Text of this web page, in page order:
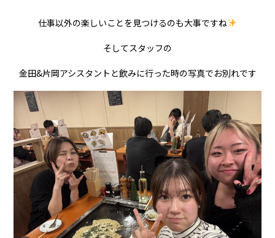
仕事以外の楽しいことを見つけるのも大事ですね
そしてスタッフの
金田&片岡アシスタントと飲みに行った時の写真でお別れです